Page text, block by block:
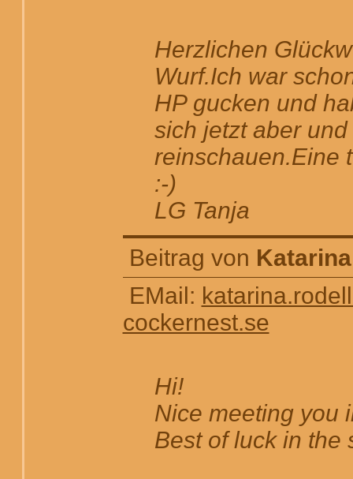
Herzlichen
Wurf.Ich war
HP gucken und
sich jetzt aber
reinschauen.Eine
:-)
LG Tanja
Beitrag von
EMail:
cockernest.se
Hi!
Nice meeting you
Best of luck in the